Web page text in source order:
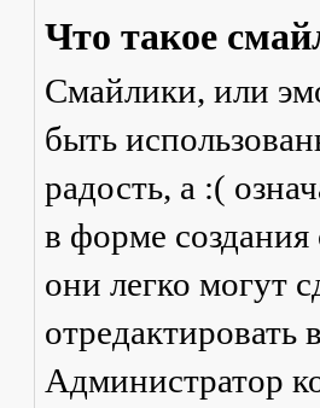
Что такое
Смайлики, или
быть
радость, а :(
в форме создания
они легко могут
Администратор